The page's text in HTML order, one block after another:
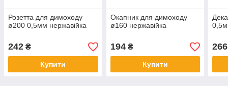
Розетта для димоходу
ø200 0,5мм нержавійка
242 ₴
Купити
Окапник для димоходу
ø160 нержавійка
194₴
Купити
266